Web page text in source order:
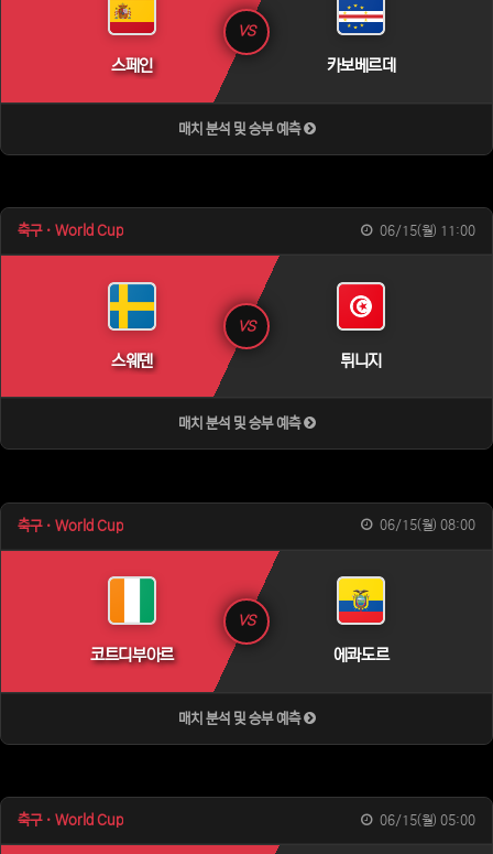
스페인
VS
카보베르데
매치 분석 및 승부 예측
축구 · World Cup 06/15(월) 11:00
스웨덴
VS
튀니지
매치 분석 및 승부 예측
축구 · World Cup 06/15(월) 08:00
코트디부아르
VS
에콰도르
매치 분석 및 승부 예측
축구 · World Cup 06/15(월) 05:00